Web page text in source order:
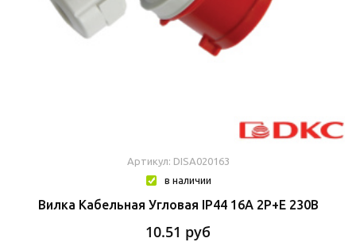
Артикул: DISA020163
в наличии
Вилка Кабельная Угловая IP44 16A 2P+E 230В
10.51 руб